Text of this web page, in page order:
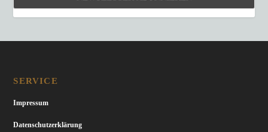
SERVICE
Impressum
Datenschutzerklärung